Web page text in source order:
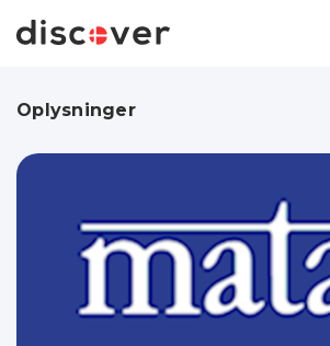
Oplysninger